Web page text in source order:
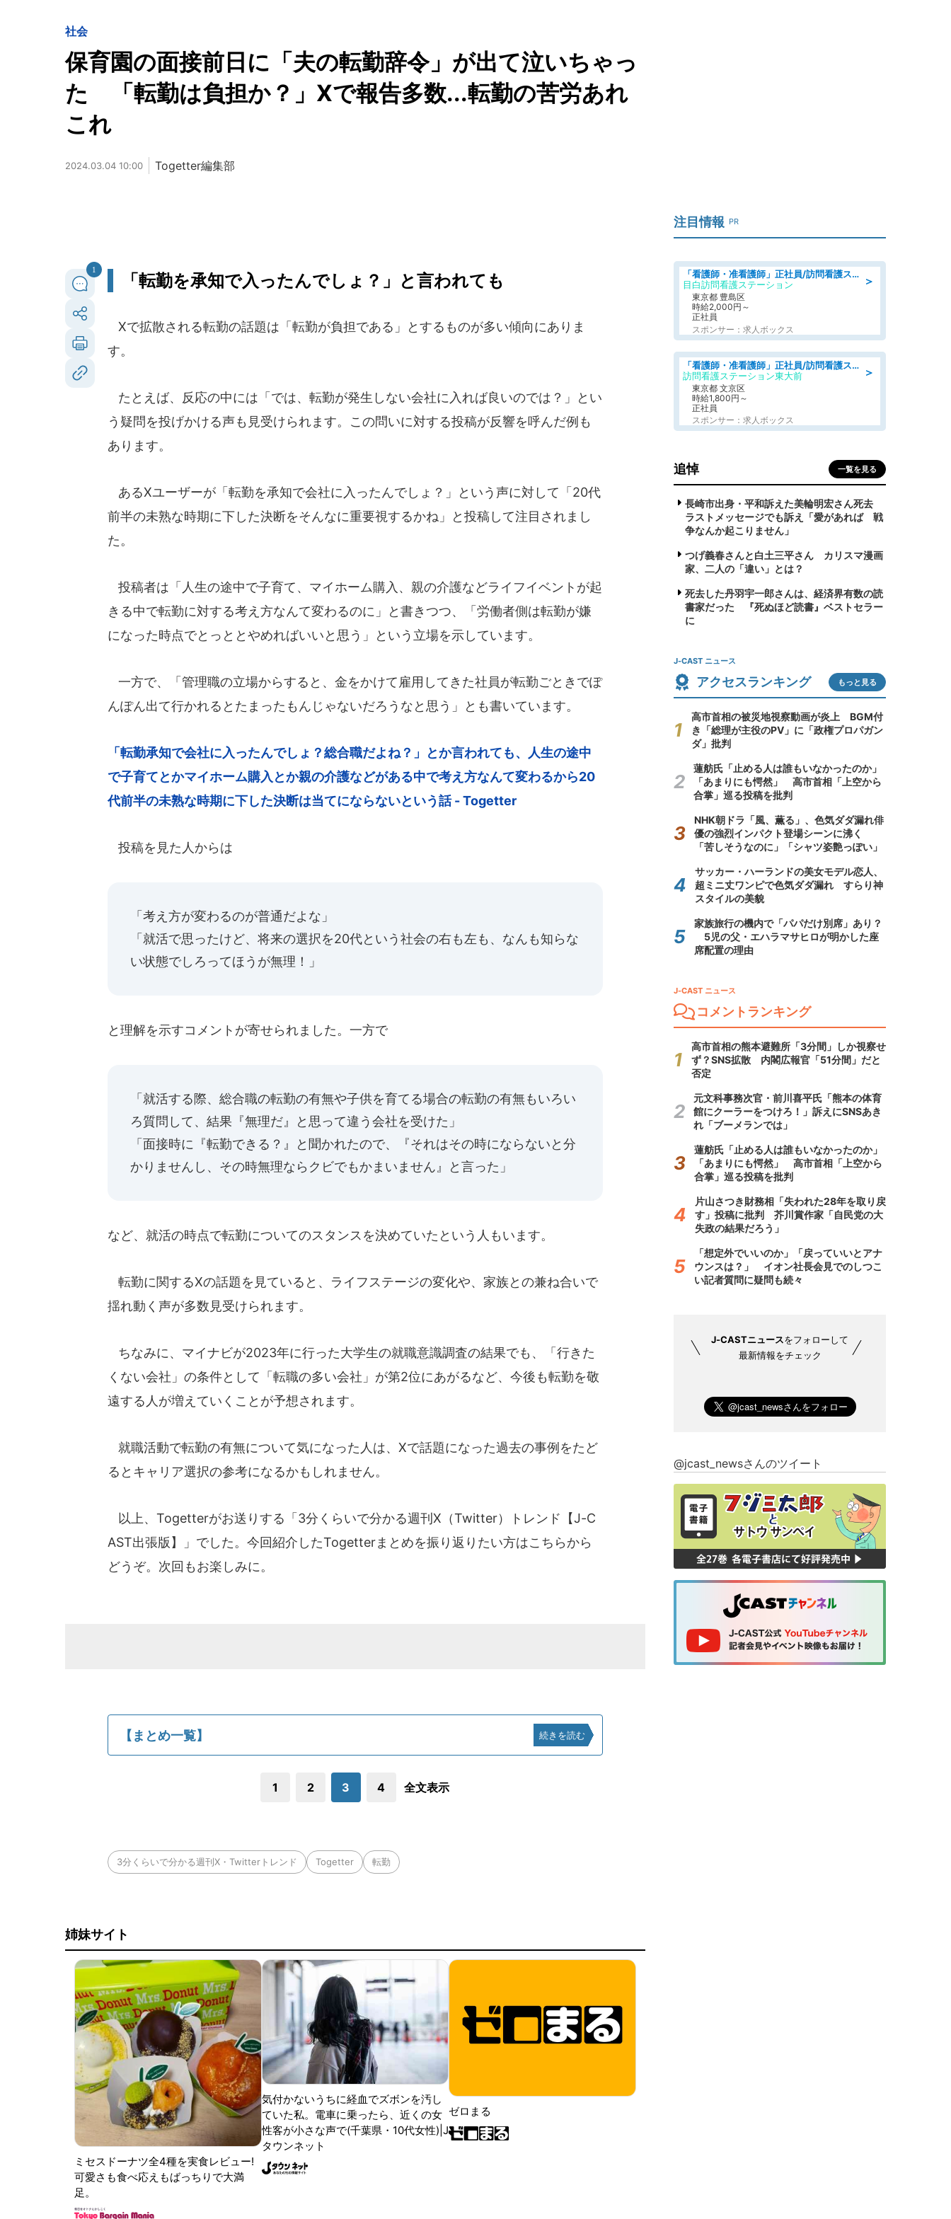
社会
保育園の面接前日に「夫の転勤辞令」が出て泣いちゃっ
た 「転勤は負担か？」Xで報告多数...転勤の苦労あれ
これ
2024.03.04 10:00 Togetter編集部
1
「転勤を承知で入ったんでしょ？」と言われても
Xで拡散される転勤の話題は「転勤が負担である」とするものが多い傾向にありま
す。
たとえば、反応の中には「では、転勤が発生しない会社に入れば良いのでは？」とい
う疑問を投げかける声も見受けられます。この問いに対する投稿が反響を呼んだ例も
あります。
あるXユーザーが「転勤を承知で会社に入ったんでしょ？」という声に対して「20代
前半の未熟な時期に下した決断をそんなに重要視するかね」と投稿して注目されまし
た。
投稿者は「人生の途中で子育て、マイホーム購入、親の介護などライフイベントが起
きる中で転勤に対する考え方なんて変わるのに」と書きつつ、「労働者側は転勤が嫌
になった時点でとっととやめればいいと思う」という立場を示しています。
一方で、「管理職の立場からすると、金をかけて雇用してきた社員が転勤ごときでぽ
んぽん出て行かれるとたまったもんじゃないだろうなと思う」とも書いています。
「転勤承知で会社に入ったんでしょ？総合職だよね？」とか言われても、人生の途中
で子育てとかマイホーム購入とか親の介護などがある中で考え方なんて変わるから20
代前半の未熟な時期に下した決断は当てにならないという話 - Togetter
投稿を見た人からは
「考え方が変わるのが普通だよな」
「就活で思ったけど、将来の選択を20代という社会の右も左も、なんも知らな
い状態でしろってほうが無理！」
と理解を示すコメントが寄せられました。一方で
「就活する際、総合職の転勤の有無や子供を育てる場合の転勤の有無もいろい
ろ質問して、結果『無理だ』と思って違う会社を受けた」
「面接時に『転勤できる？』と聞かれたので、『それはその時にならないと分
かりませんし、その時無理ならクビでもかまいません』と言った」
など、就活の時点で転勤についてのスタンスを決めていたという人もいます。
転勤に関するXの話題を見ていると、ライフステージの変化や、家族との兼ね合いで
揺れ動く声が多数見受けられます。
ちなみに、マイナビが2023年に行った大学生の就職意識調査の結果でも、「行きた
くない会社」の条件として「転職の多い会社」が第2位にあがるなど、今後も転勤を敬
遠する人が増えていくことが予想されます。
就職活動で転勤の有無について気になった人は、Xで話題になった過去の事例をたど
るとキャリア選択の参考になるかもしれません。
以上、Togetterがお送りする「3分くらいで分かる週刊X（Twitter）トレンド【J-C
AST出張版】」でした。今回紹介したTogetterまとめを振り返りたい方はこちらから
どうぞ。次回もお楽しみに。
【まとめ一覧】 続きを読む
1 2 3 4 全文表示
3分くらいで分かる週刊X・Twitterトレンド Togetter 転勤
姉妹サイト
ミセスドーナツ全4種を実食レビュー!
可愛さも食べ応えもばっちりで大満
足。
気付かないうちに経血でズボンを汚し
ていた私。電車に乗ったら、近くの女
性客が小さな声で(千葉県・10代女性)|J
タウンネット
ゼロまる
注目情報 PR
＞
「看護師・准看護師」正社員/訪問看護ステーション/正看護師
目白訪問看護ステーション
東京都 豊島区
時給2,000円～
正社員
スポンサー：求人ボックス
＞
「看護師・准看護師」正社員/訪問看護ステーション/正看護師
訪問看護ステーション東大前
東京都 文京区
時給1,800円～
正社員
スポンサー：求人ボックス
追悼 一覧を見る
長崎市出身・平和訴えた美輪明宏さん死去
ラストメッセージでも訴え「愛があれば 戦
争なんか起こりません」
つげ義春さんと白土三平さん カリスマ漫画
家、二人の「違い」とは？
死去した丹羽宇一郎さんは、経済界有数の読
書家だった 『死ぬほど読書』ベストセラー
に
J-CAST ニュース
アクセスランキング もっと見る
高市首相の被災地視察動画が炎上 BGM付
き「総理が主役のPV」に「政権プロパガン
ダ」批判
蓮舫氏「止める人は誰もいなかったのか」
「あまりにも愕然」 高市首相「上空から
合掌」巡る投稿を批判
NHK朝ドラ「風、薫る」、色気ダダ漏れ俳
優の強烈インパクト登場シーンに沸く
「苦しそうなのに」「シャツ姿艶っぽい」
サッカー・ハーランドの美女モデル恋人、
超ミニ丈ワンピで色気ダダ漏れ すらり神
スタイルの美貌
家族旅行の機内で「パパだけ別席」あり？
5児の父・エハラマサヒロが明かした座
席配置の理由
J-CAST ニュース
コメントランキング
高市首相の熊本避難所「3分間」しか視察せ
ず？SNS拡散 内閣広報官「51分間」だと
否定
元文科事務次官・前川喜平氏「熊本の体育
館にクーラーをつけろ！」訴えにSNSあき
れ「ブーメランでは」
蓮舫氏「止める人は誰もいなかったのか」
「あまりにも愕然」 高市首相「上空から
合掌」巡る投稿を批判
片山さつき財務相「失われた28年を取り戻
す」投稿に批判 芥川賞作家「自民党の大
失政の結果だろう」
「想定外でいいのか」「戻っていいとアナ
ウンスは？」 イオン社長会見でのしつこ
い記者質問に疑問も続々
J-CASTニュースをフォローして
最新情報をチェック
@jcast_newsさんのツイート